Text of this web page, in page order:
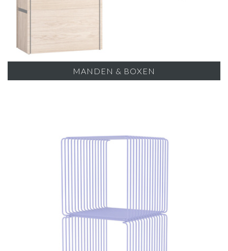
MANDEN & BOXEN